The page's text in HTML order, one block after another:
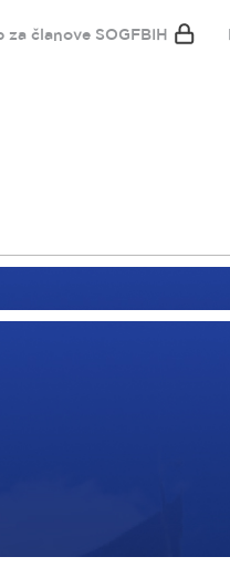
za članove SOGFBIH